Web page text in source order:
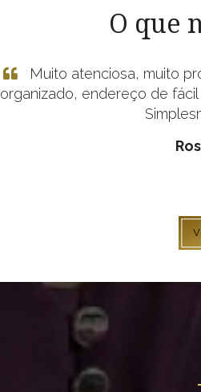
O que
Muito atenciosa, muito
organizado, endereço de